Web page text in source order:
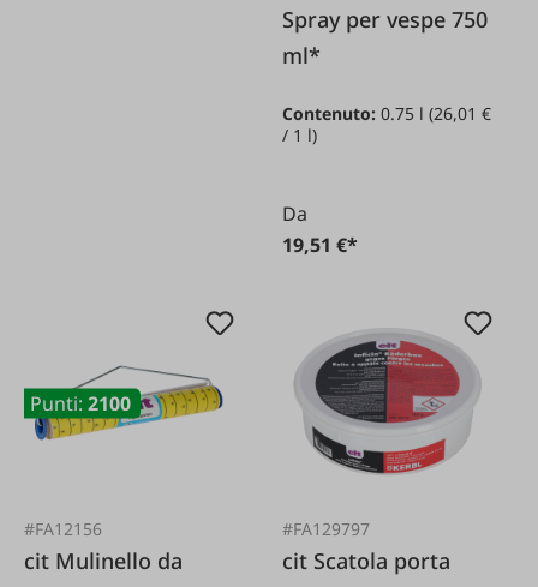
Spray per vespe 750
ml*
Contenuto:0.75 l(26,01 €
/ 1 l)
Da
19,51 €*
Punti: 2100
#FA12156
cit Mulinello da
#FA129797
cit Scatola porta